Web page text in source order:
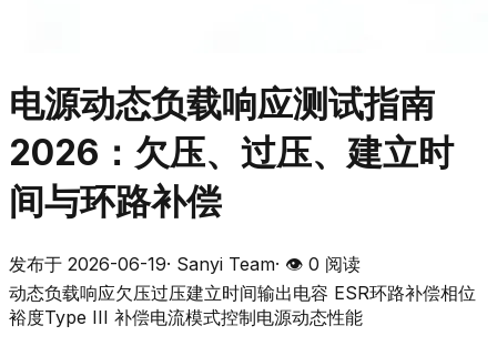
电源动态负载响应测试指南
2026：欠压、过压、建立时
间与环路补偿
发布于 2026-06-19· Sanyi Team· 👁 0 阅读
动态负载响应欠压过压建立时间输出电容 ESR环路补偿相位
裕度Type III 补偿电流模式控制电源动态性能